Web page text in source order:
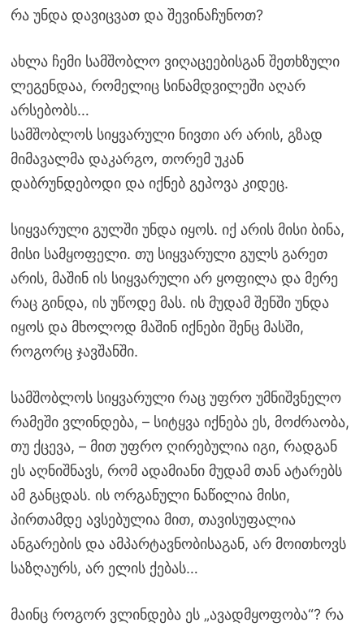
რა უნდა დავიცვათ და შევინაჩუნოთ?
ახლა ჩემი სამშობლო ვიღაცეებისგან შეთხზული
ლეგენდაა, რომელიც სინამდვილეში აღარ
არსებობს…
სამშობლოს სიყვარული ნივთი არ არის, გზად
მიმავალმა დაკარგო, თორემ უკან
დაბრუნდებოდი და იქნებ გეპოვა კიდეც.
სიყვარული გულში უნდა იყოს. იქ არის მისი ბინა,
მისი სამყოფელი. თუ სიყვარული გულს გარეთ
არის, მაშინ ის სიყვარული არ ყოფილა და მერე
რაც გინდა, ის უწოდე მას. ის მუდამ შენში უნდა
იყოს და მხოლოდ მაშინ იქნები შენც მასში,
როგორც ჯავშანში.
სამშობლოს სიყვარული რაც უფრო უმნიშვნელო
რამეში ვლინდება, – სიტყვა იქნება ეს, მოძრაობა,
თუ ქცევა, – მით უფრო ღირებულია იგი, რადგან
ეს აღნიშნავს, რომ ადამიანი მუდამ თან ატარებს
ამ განცდას. ის ორგანული ნაწილია მისი,
პირთამდე ავსებულია მით, თავისუფალია
ანგარების და ამპარტავნობისაგან, არ მოითხოვს
საზღაურს, არ ელის ქებას…
მაინც როგორ ვლინდება ეს „ავადმყოფობა“? რა